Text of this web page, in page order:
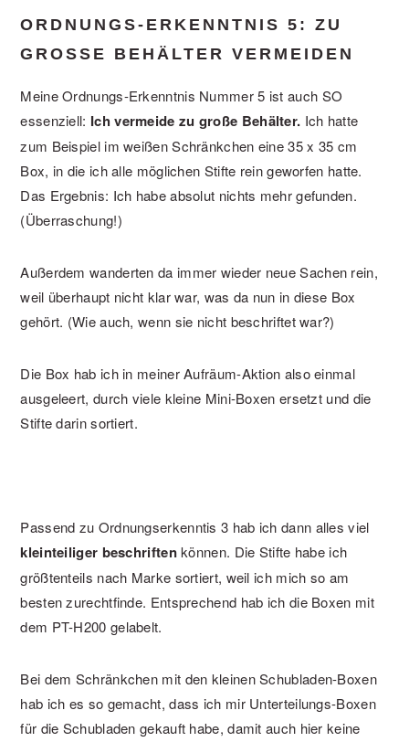
ORDNUNGS-ERKENNTNIS 5: ZU
GROSSE BEHÄLTER VERMEIDEN
Meine Ordnungs-Erkenntnis Nummer 5 ist auch SO
essenziell: Ich vermeide zu große Behälter. Ich hatte
zum Beispiel im weißen Schränkchen eine 35 x 35 cm
Box, in die ich alle möglichen Stifte rein geworfen hatte.
Das Ergebnis: Ich habe absolut nichts mehr gefunden.
(Überraschung!)
Außerdem wanderten da immer wieder neue Sachen rein,
weil überhaupt nicht klar war, was da nun in diese Box
gehört. (Wie auch, wenn sie nicht beschriftet war?)
Die Box hab ich in meiner Aufräum-Aktion also einmal
ausgeleert, durch viele kleine Mini-Boxen ersetzt und die
Stifte darin sortiert.
Passend zu Ordnungserkenntis 3 hab ich dann alles viel
kleinteiliger beschriftenkönnen. Die Stifte habe ich
größtenteils nach Marke sortiert, weil ich mich so am
besten zurechtfinde. Entsprechend hab ich die Boxen mit
dem PT-H200 gelabelt.
Bei dem Schränkchen mit den kleinen Schubladen-Boxen
hab ich es so gemacht, dass ich mir Unterteilungs-Boxen
für die Schubladen gekauft habe, damit auch hier keine